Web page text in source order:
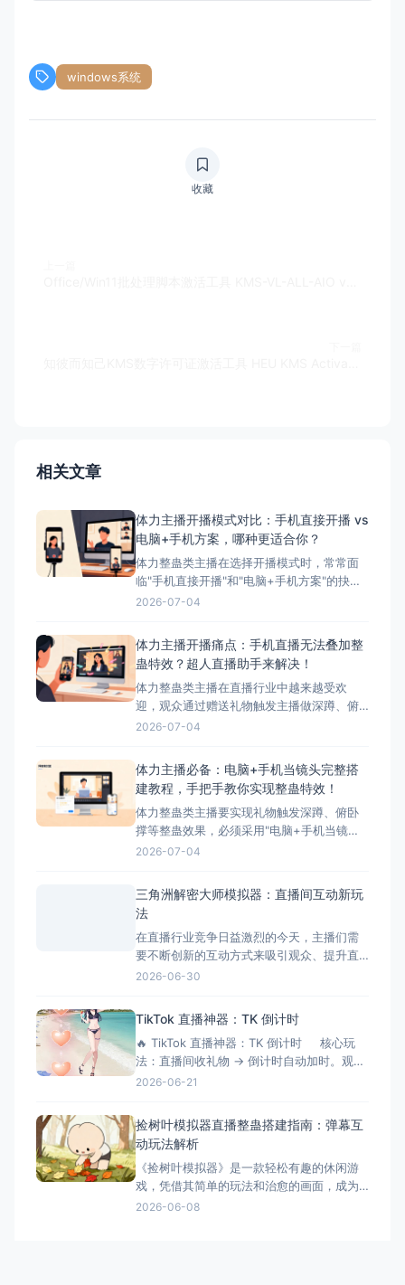
windows系统
收藏
相关文章
体力主播开播模式对比：手机直接开播 vs
电脑+手机方案，哪种更适合你？
体力整蛊类主播在选择开播模式时，常常面
临"手机直接开播"和"电脑+手机方案"的抉
择。本文将详细对比这两种模式的优缺点，
播模式简介 ### 模式一：手机直接开播 这
是最简单、最常用的开播方式，主播直接使
2026-07-04
体力主播开播痛点：手机直播无法叠加整
蛊特效？超人直播助手来解决！
体力整蛊类主播在直播行业中越来越受欢
迎，观众通过赠送礼物触发主播做深蹲、俯
卧撑等体力动作，互动性极强。然而，这类
析这一痛点，并为您提供完美解决方案——
超人直播助手。 &nbsp; ## 体力主播面临的
核心痛点 &nbs
2026-07-04
体力主播必备：电脑+手机当镜头完整搭
建教程，手把手教你实现整蛊特效！
体力整蛊类主播要实现礼物触发深蹲、俯卧
撑等整蛊效果，必须采用"电脑+手机当镜
头"的组合方案。本文将手把手教您完成整个
系统，配置建议：Intel i5以上处理器、8GB
2026-07-04
三角洲解密大师模拟器：直播间互动新玩
法
在直播行业竞争日益激烈的今天，主播们需
要不断创新的互动方式来吸引观众、提升直
播间氛围。三角洲解密大师模拟器作为一款
能够增加直播的趣味性，还能有效延长观众
停留时间，提升直播间的活跃度和收益。 什
么是三角洲解密大师模拟器？
2026-06-30
TikTok 直播神器：TK 倒计时
🔥 TikTok 直播神器：TK 倒计时 核心玩
法：直播间收礼物 → 倒计时自动加时。观众
刷得越猛，直播/挑战时间越长！完美适配
TikTok 直
2026-06-21
捡树叶模拟器直播整蛊搭建指南：弹幕互
动玩法解析
《捡树叶模拟器》是一款轻松有趣的休闲游
戏，凭借其简单的玩法和治愈的画面，成为
了直播整蛊玩法的新选择。今天就来详细介
2026-06-08